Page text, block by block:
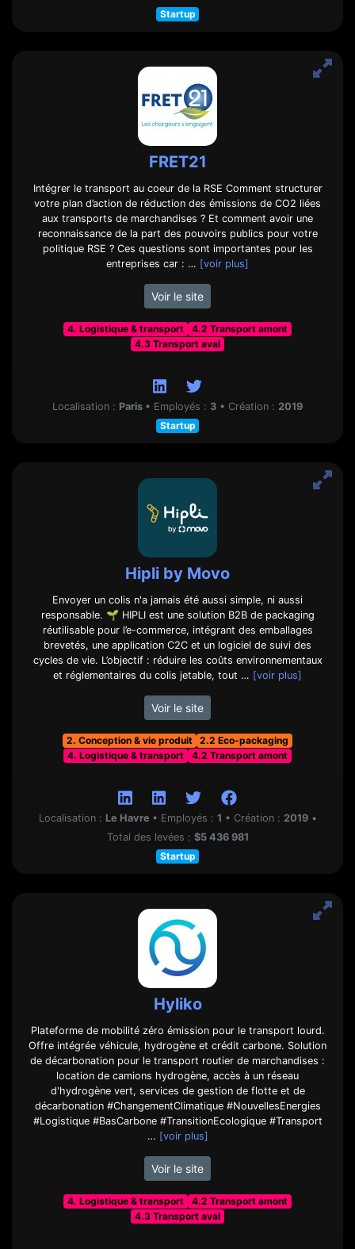
Startup
FRET21
Intégrer le transport au coeur de la RSE Comment structurer
votre plan d’action de réduction des émissions de CO2 liées
aux transports de marchandises ? Et comment avoir une
reconnaissance de la part des pouvoirs publics pour votre
politique RSE ? Ces questions sont importantes pour les
entreprises car : … [voir plus]
Voir le site
4. Logistique & transport
4.2 Transport amont
4.3 Transport aval
Localisation : Paris • Employés : 3 • Création : 2019
Startup
Hipli by Movo
Envoyer un colis n'a jamais été aussi simple, ni aussi
responsable. 🌱 HIPLI est une solution B2B de packaging
réutilisable pour l’e-commerce, intégrant des emballages
brevetés, une application C2C et un logiciel de suivi des
cycles de vie. L’objectif : réduire les coûts environnementaux
et réglementaires du colis jetable, tout … [voir plus]
Voir le site
2. Conception & vie produit
2.2 Eco-packaging
4. Logistique & transport
4.2 Transport amont
Localisation : Le Havre • Employés : 1 • Création : 2019 •
Total des levées : $5 436 981
Startup
Hyliko
Plateforme de mobilité zéro émission pour le transport lourd.
Offre intégrée véhicule, hydrogène et crédit carbone. Solution
de décarbonation pour le transport routier de marchandises :
location de camions hydrogène, accès à un réseau
d'hydrogène vert, services de gestion de flotte et de
décarbonation #ChangementClimatique #NouvellesEnergies
#Logistique #BasCarbone #TransitionEcologique #Transport
… [voir plus]
Voir le site
4. Logistique & transport
4.2 Transport amont
4.3 Transport aval